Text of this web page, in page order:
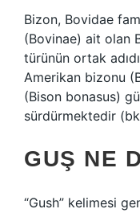
Bizon, Bovidae
(Bovinae) ait olan
türünün ortak
Amerikan bizonu
(Bison bonasus)
sürdürmektedir
GUŞ NE
“Gush” kelimesi